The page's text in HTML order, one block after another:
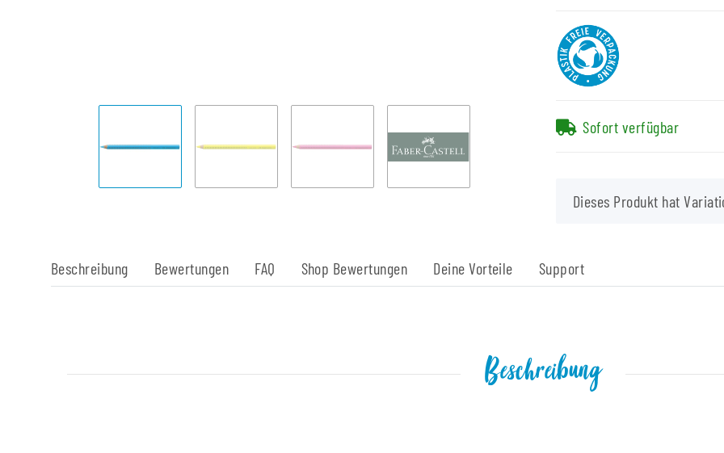
Sofort verfügbar
x
Dieses Produkt hat
Beschreibung Bewertungen FAQ Shop Bewertungen Deine Vorteile Support
Beschreibung